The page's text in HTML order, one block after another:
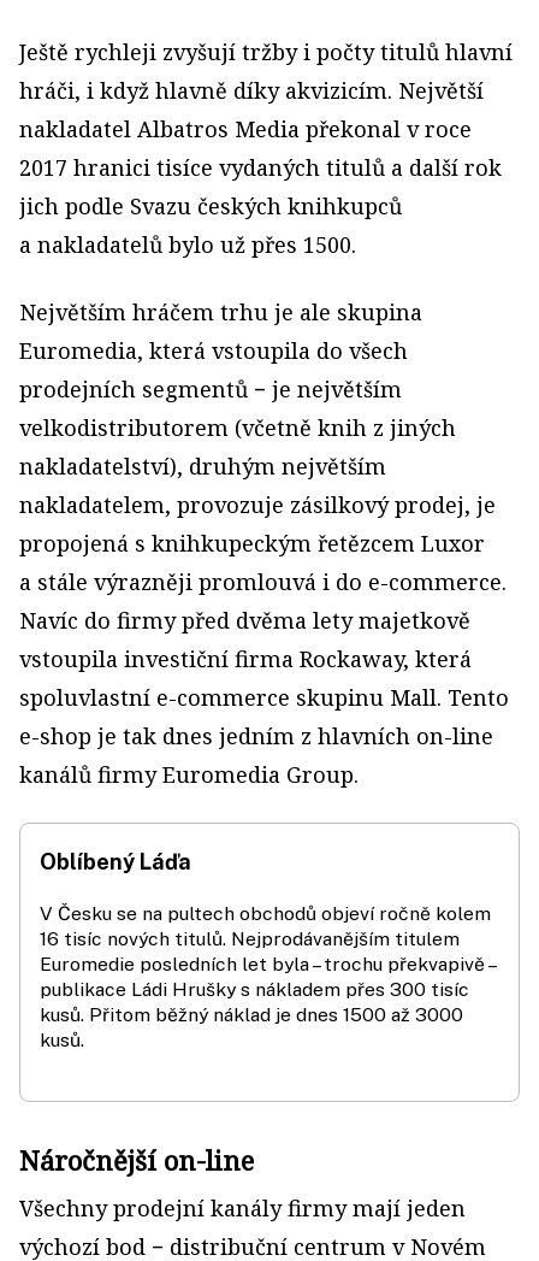
Ještě rychleji zvyšují tržby i počty titulů hlavní
hráči, i když hlavně díky akvizicím. Největší
nakladatel Albatros Media překonal v roce
2017 hranici tisíce vydaných titulů a další rok
jich podle Svazu českých knihkupců
a nakladatelů bylo už přes 1500.
Největším hráčem trhu je ale skupina
Euromedia, která vstoupila do všech
prodejních segmentů − je největším
velkodistributorem (včetně knih z jiných
nakladatelství), druhým největším
nakladatelem, provozuje zásilkový prodej, je
propojená s knihkupeckým řetězcem Luxor
a stále výrazněji promlouvá i do e-commerce.
Navíc do firmy před dvěma lety majetkově
vstoupila investiční firma Rockaway, která
spoluvlastní e-com­merce skupinu Mall. Tento
e-shop je tak dnes jedním z hlavních on-line
kanálů firmy Euromedia Group.
Oblíbený Láďa
V Česku se na pultech obchodů objeví ročně kolem
16 tisíc nových titulů. Nejprodávanějším titulem
Euromedie posledních let byla – trochu překvapivě –
publikace Ládi Hrušky s nákladem přes 300 tisíc
kusů. Přitom běžný náklad je dnes 1500 až 3000
kusů.
Náročnější on-line
Všechny prodejní kanály firmy mají jeden
výchozí bod − distribuční centrum v Novém